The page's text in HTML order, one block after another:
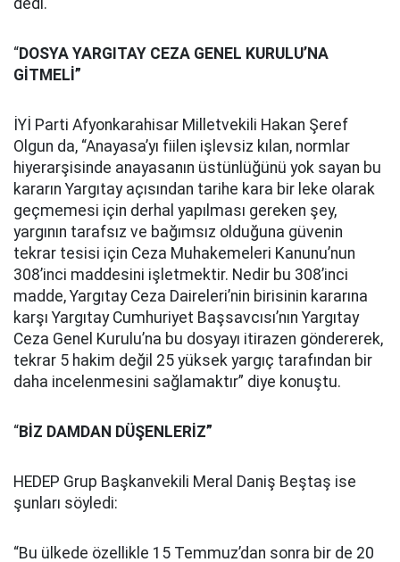
dedi.
“DOSYA YARGITAY CEZA GENEL KURULU’NA
GİTMELİ”
İYİ Parti Afyonkarahisar Milletvekili Hakan Şeref
Olgun da, “Anayasa’yı fiilen işlevsiz kılan, normlar
hiyerarşisinde anayasanın üstünlüğünü yok sayan bu
kararın Yargıtay açısından tarihe kara bir leke olarak
geçmemesi için derhal yapılması gereken şey,
yargının tarafsız ve bağımsız olduğuna güvenin
tekrar tesisi için Ceza Muhakemeleri Kanunu’nun
308’inci maddesini işletmektir. Nedir bu 308’inci
madde, Yargıtay Ceza Daireleri’nin birisinin kararına
karşı Yargıtay Cumhuriyet Başsavcısı’nın Yargıtay
Ceza Genel Kurulu’na bu dosyayı itirazen göndererek,
tekrar 5 hakim değil 25 yüksek yargıç tarafından bir
daha incelenmesini sağlamaktır” diye konuştu.
“BİZ DAMDAN DÜŞENLERİZ”
HEDEP Grup Başkanvekili Meral Daniş Beştaş ise
şunları söyledi:
“Bu ülkede özellikle 15 Temmuz’dan sonra bir de 20